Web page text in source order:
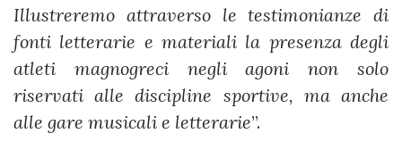
Illustreremo attraverso le testimonianze di
fonti letterarie e materiali la presenza degli
atleti magnogreci negli agoni non solo
riservati alle discipline sportive, ma anche
alle gare musicali e letterarie”.